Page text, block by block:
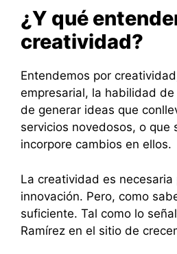
¿Y qué
creatividad?
Entendemos por
empresarial, la habilidad
de generar ideas que
servicios novedosos, o que
incorpore cambios en ellos.
La creatividad es necesaria
innovación. Pero, como
suficiente. Tal como lo
Ramírez en el sitio de